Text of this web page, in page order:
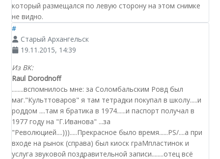
который размещался по левую сторону на этом снимке
не видно.
#
Старый Архангельск
19.11.2015, 14:39
Из ВК:
Raul Dorodnoff
........вспомнилось мне: за Соломбальским Ровд был
маг."Культтоваров" я там тетрадки покупал в школу.....и
роддом ....там я братика в 1974......и паспорт получал в
1977 году на "Г.Иванова" ...за
"Революцией....))).....Прекрасное было время......PS/....а при
входе на рынок (справа) был киоск граМпластинок и
услуга звуковой поздравительной записи........отец всё